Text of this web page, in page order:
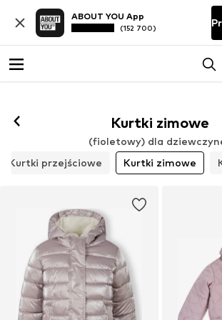
ABOUT YOU App
(152 700)
Kurtki zimowe
(fioletowy) dla
Kurtki przejściowe
Kurtki zimowe